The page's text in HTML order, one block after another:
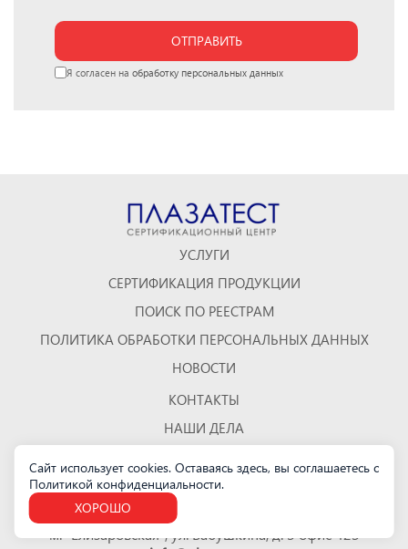
ОТПРАВИТЬ
Я согласен на обработку персональных данных
УСЛУГИ
СЕРТИФИКАЦИЯ ПРОДУКЦИИ
ПОИСК ПО РЕЕСТРАМ
ПОЛИТИКА ОБРАБОТКИ ПЕРСОНАЛЬНЫХ ДАННЫХ
НОВОСТИ
КОНТАКТЫ
НАШИ ДЕЛА
КАРТА САЙТА
Санкт-Петербург
м. "Елизаровская", ул. Бабушкина, д. 3 офис 423
Сайт использует cookies. Оставаясь здесь, вы соглашаетесь с
Политикой конфиденциальности.
ХОРОШО